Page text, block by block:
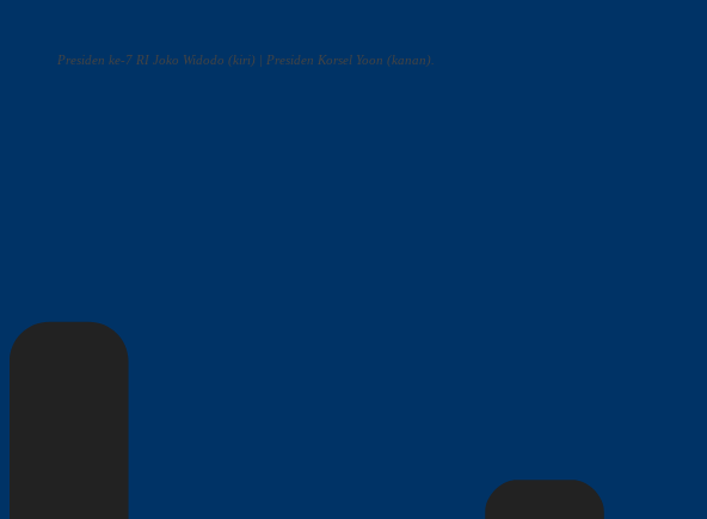
Presiden ke-7 RI Joko Widodo (kiri) | Presiden Korsel Yoon (kanan).